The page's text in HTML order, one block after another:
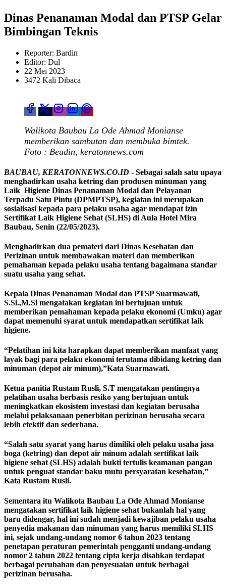
Dinas Penanaman Modal dan PTSP Gelar
Bimbingan Teknis
Reporter: Bardin
Editor: Dul
22 Mei 2023
3472 Kali Dibaca
Walikota Baubau La Ode Ahmad Monianse
memberikan sambutan dan membuka bimtek.
Foto : Beudin, keratonnews.com
BAUBAU, KERATONNEWS.CO.ID - Sebagai salah satu upaya
menghadirkan usaha ketring dan produsen minuman yang
Laik Higiene Dinas Penanaman Modal dan Pelayanan
Terpadu Satu Pintu (DPMPTSP), kegiatan ini merupakan
sosialisasi kepada para pelaku usaha agar mendapat izin
Sertifikat Laik Higiene Sehat (SLHS) di Aula Hotel Mira
Baubau, Senin (22/05/2023).
Menghadirkan dua pemateri dari Dinas Kesehatan dan
Perizinan untuk membawakan materi dan memberikan
pemahaman kepada pelaku usaha tentang bagaimana standar
suatu usaha yang sehat.
Kepala Dinas Penanaman Modal dan PTSP Suarmawati,
S.Si.,M.Si mengatakan kegiatan ini bertujuan untuk
memberikan pemahaman kepada pelaku ekonomi (Umku) agar
dapat memenuhi syarat untuk mendapatkan sertifikat laik
higiene.
“Pelatihan ini kita harapkan dapat memberikan manfaat yang
layak bagi para pelaku ekonomi terutama dibidang ketring dan
minuman (depot air minum),”Kata Suarmawati.
Ketua panitia Rustam Rusli, S.T mengatakan pentingnya
pelatihan usaha berbasis resiko yang bertujuan untuk
meningkatkan ekosistem investasi dan kegiatan berusaha
melalui pelaksanaan penerbitan perizinan berusaha secara
lebih efektif dan sederhana.
“Salah satu syarat yang harus dimiliki oleh pelaku usaha jasa
boga (ketring) dan depot air minum adalah sertifikat laik
higiene sehat (SLHS) adalah bukti tertulis keamanan pangan
untuk penguat standar baku mutu persyaratan kesehatan,”
Kata Rustam Rusli.
Sementara itu Walikota Baubau La Ode Ahmad Monianse
mengatakan sertifikat laik higiene sehat bukanlah hal yang
baru didengar, hal ini sudah menjadi kewajiban pelaku usaha
penyedia makanan dan minuman yang harus memiliki SLHS
ini, sejak undang-undang nomor 6 tahun 2023 tentang
penetapan peraturan pemerintah pengganti undang-undang
nomor 2 tahun 2022 tentang cipta kerja disahkan terdapat
berbagai perubahan dan penyesuaian untuk berbagai
perizinan berusaha.